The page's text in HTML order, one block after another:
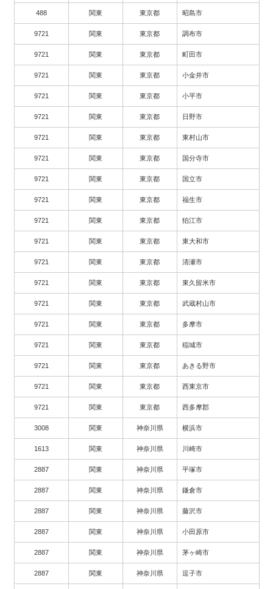
488 関東 東京都 昭島市
9721 関東 東京都 調布市
9721 関東 東京都 町田市
9721 関東 東京都 小金井市
9721 関東 東京都 小平市
9721 関東 東京都 日野市
9721 関東 東京都 東村山市
9721 関東 東京都 国分寺市
9721 関東 東京都 国立市
9721 関東 東京都 福生市
9721 関東 東京都 狛江市
9721 関東 東京都 東大和市
9721 関東 東京都 清瀬市
9721 関東 東京都 東久留米市
9721 関東 東京都 武蔵村山市
9721 関東 東京都 多摩市
9721 関東 東京都 稲城市
9721 関東 東京都 あきる野市
9721 関東 東京都 西東京市
9721 関東 東京都 西多摩郡
3008 関東 神奈川県 横浜市
1613 関東 神奈川県 川崎市
2887 関東 神奈川県 平塚市
2887 関東 神奈川県 鎌倉市
2887 関東 神奈川県 藤沢市
2887 関東 神奈川県 小田原市
2887 関東 神奈川県 茅ヶ崎市
2887 関東 神奈川県 逗子市